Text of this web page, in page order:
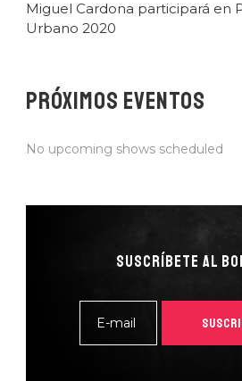
Miguel Cardona participará en
Urbano 2020
PRÓXIMOS EVENTOS
No upcoming shows scheduled
SUSCRÍBETE AL